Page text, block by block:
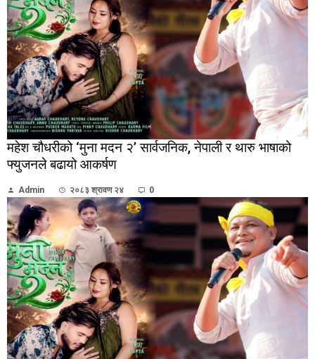
महेश चौधरीको ‘मुना मदन २’ सार्वजनिक, नेपाली र थारु भाषाको
फ्युजनले बढायो आकर्षण
Admin २०८३ श्रावण २४ 0